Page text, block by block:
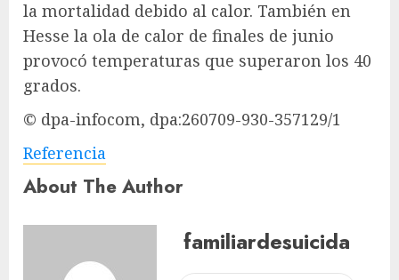
la mortalidad debido al calor. También en
Hesse la ola de calor de finales de junio
provocó temperaturas que superaron los 40
grados.
© dpa-infocom, dpa:260709-930-357129/1
Referencia
About The Author
familiardesuicida